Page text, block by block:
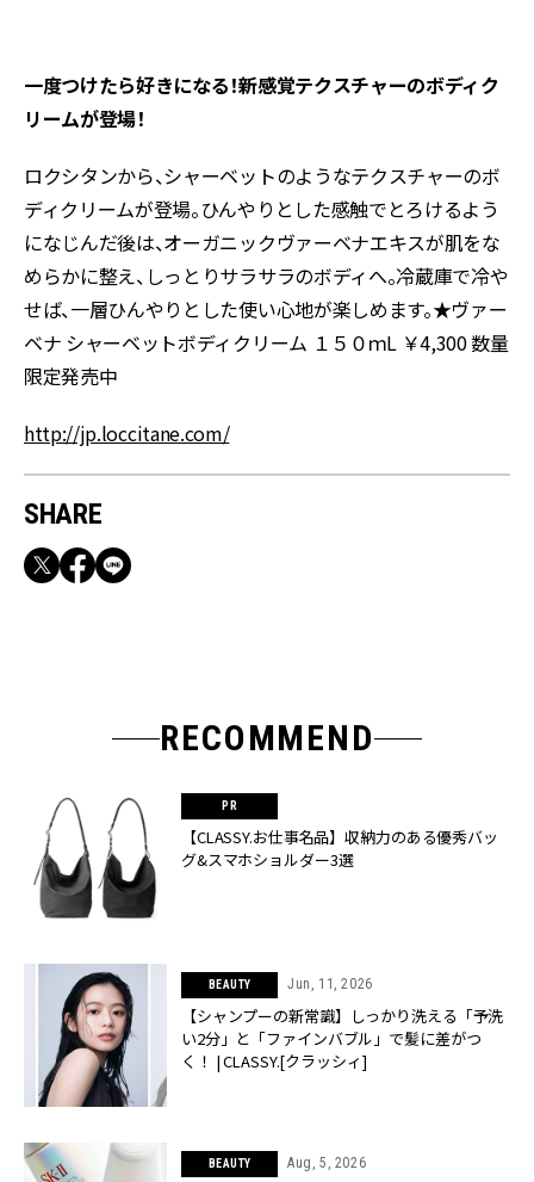
一度つけたら好きになる！新感覚テクスチャーのボディク
リームが登場！
ロクシタンから、シャーベットのようなテクスチャーのボ
ディクリームが登場。ひんやりとした感触でとろけるよう
になじんだ後は、オーガニックヴァーベナエキスが肌をな
めらかに整え、しっとりサラサラのボディへ。冷蔵庫で冷や
せば、一層ひんやりとした使い心地が楽しめます。★ヴァー
ベナ シャーベットボディクリーム １５０ｍL ￥4,300 数量
限定発売中
http://jp.loccitane.com/
SHARE
RECOMMEND
【CLASSY.お仕事名品】収納力のある優秀バッ
グ&スマホショルダー3選
BEAUTY Jun, 11, 2026
【シャンプーの新常識】しっかり洗える「予洗
い2分」と「ファインバブル」で髪に差がつ
く！ | CLASSY.[クラッシィ]
BEAUTY Aug, 5, 2026